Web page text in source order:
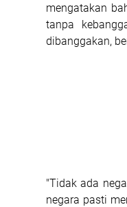
mengatakan
tanpa
dibanggakan,
"Tidak ada
negara pasti